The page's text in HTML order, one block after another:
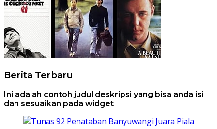
Berita Terbaru
Ini adalah contoh judul deskripsi yang bisa anda isi
dan sesuaikan pada widget